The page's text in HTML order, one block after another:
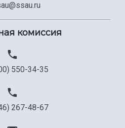
комиссия
550-34-35
267-48-67